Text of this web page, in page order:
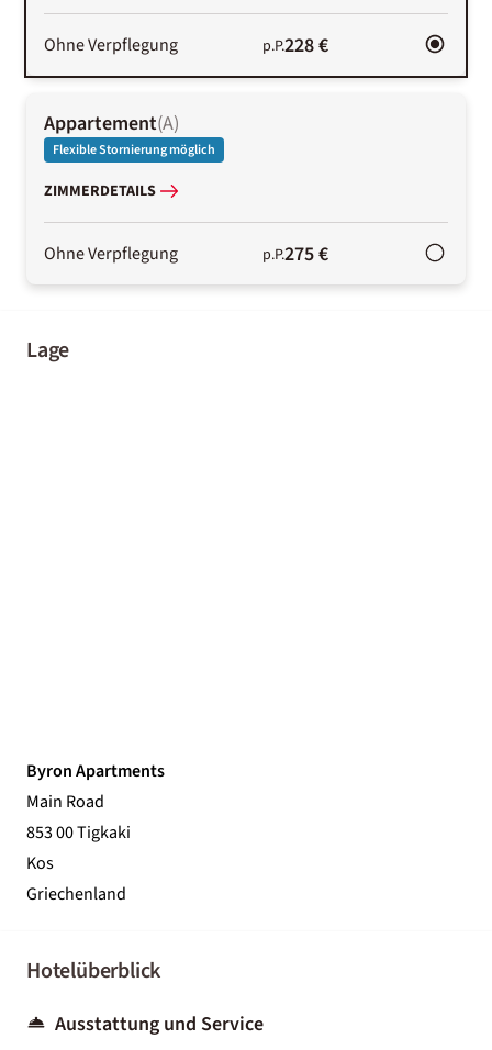
Ohne Verpflegung p.P.228 €
Appartement(A)
Flexible Stornierung möglich
ZIMMERDETAILS
Ohne Verpflegung p.P.275 €
Lage
Byron Apartments
Main Road
853 00 Tigkaki
Kos
Griechenland
Hotelüberblick
Ausstattung und Service